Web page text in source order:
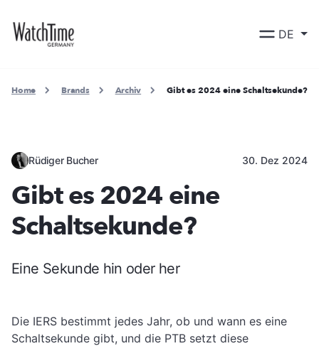
DE
Home Brands Archiv Gibt es 2024 eine Schaltsekunde?
Rüdiger Bucher 30. Dez 2024
Gibt es 2024 eine
Schaltsekunde?
Eine Sekunde hin oder her
Die IERS bestimmt jedes Jahr, ob und wann es eine
Schaltsekunde gibt, und die PTB setzt diese